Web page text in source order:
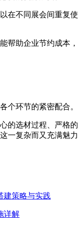
在不同展会间重复使
帮助企业节约成本，
个环节的紧密配合。
的选材过程、严格的
一复杂而又充满魅力
建策略与实践
详解